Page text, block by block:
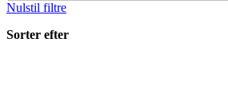
Nulstil filtre
Sorter efter